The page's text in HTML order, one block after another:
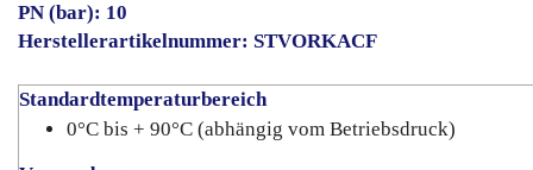
PN (bar): 10
Herstellerartikelnummer: STVORKACF
Standardtemperaturbereich
0°C bis + 90°C (abhängig vom Betriebsdruck)